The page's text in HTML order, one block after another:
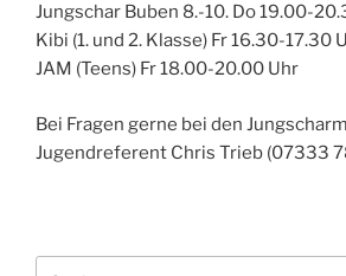
Jungschar Buben 8.-10. Do 19.00-
Kibi (1. und 2. Klasse) Fr 16.30-17.30
JAM (Teens) Fr 18.00-20.00 Uhr
Bei Fragen gerne bei den
Jugendreferent Chris Trieb (07333